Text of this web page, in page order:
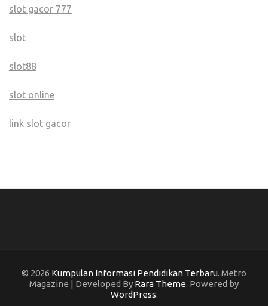
slot gacor 777
slot
slot88
slot online
link slot gacor
© 2026 Kumpulan Informasi Pendidikan Terbaru. Metro
Magazine | Developed By Rara Theme. Powered by
WordPress.